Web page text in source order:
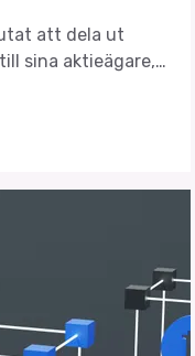
att dela ut
sina aktieägare,